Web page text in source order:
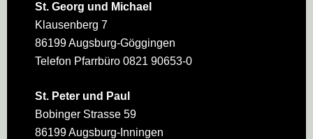
St. Georg und Michael
Klausenberg 7
86199 Augsburg-Göggingen
Telefon Pfarrbüro 0821 90653-0
St. Peter und Paul
Bobinger Strasse 59
86199 Augsburg-Inningen